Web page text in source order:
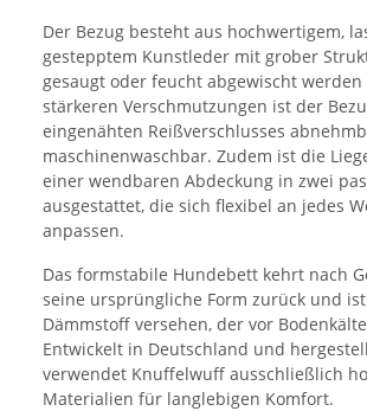
Der Bezug besteht aus hochwertigem,
gestepptem Kunstleder mit grober
gesaugt oder feucht abgewischt werden
stärkeren Verschmutzungen ist der
eingenähten Reißverschlusses
maschinenwaschbar. Zudem ist die
einer wendbaren Abdeckung in zwei
ausgestattet, die sich flexibel an jedes
anpassen.
Das formstabile Hundebett kehrt nach
seine ursprüngliche Form zurück und
Dämmstoff versehen, der vor
Entwickelt in Deutschland und
verwendet Knuffelwuff ausschließlich
Materialien für langlebigen Komfort.